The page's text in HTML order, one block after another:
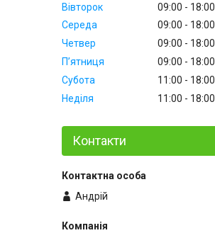
Вівторок
09:00
18:00
Середа
09:00
18:00
Четвер
09:00
18:00
Пʼятниця
09:00
18:00
Субота
11:00
18:00
Неділя
11:00 18:00
Контакти
Андрій